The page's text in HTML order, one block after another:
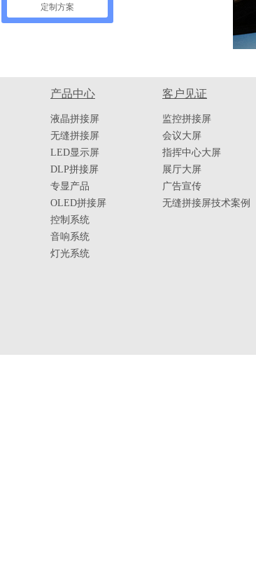
产品中心
液晶拼接屏
无缝拼接屏
LED显示屏
DLP拼接屏
专显产品
OLED拼接屏
控制系统
音响系统
灯光系统
客户见证
监控拼接屏
会议大屏
指挥中心大屏
展厅大屏
广告宣传
无缝拼接屏技术案例
定制方案